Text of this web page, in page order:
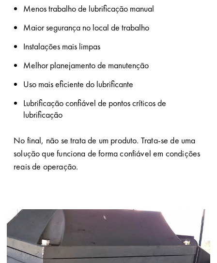
Menos trabalho de lubrificação manual
Maior segurança no local de trabalho
Instalações mais limpas
Melhor planejamento de manutenção
Uso mais eficiente do lubrificante
Lubrificação confiável de pontos críticos de
lubrificação
No final, não se trata de um produto. Trata-se de uma
solução que funciona de forma confiável em condições
reais de operação.